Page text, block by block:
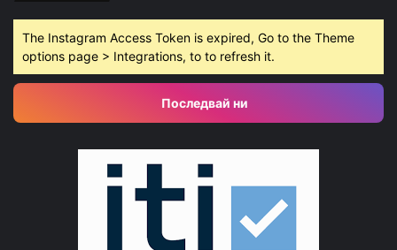
The Instagram Access Token is expired, Go to the Theme
options page > Integrations, to to refresh it.
Последвай ни